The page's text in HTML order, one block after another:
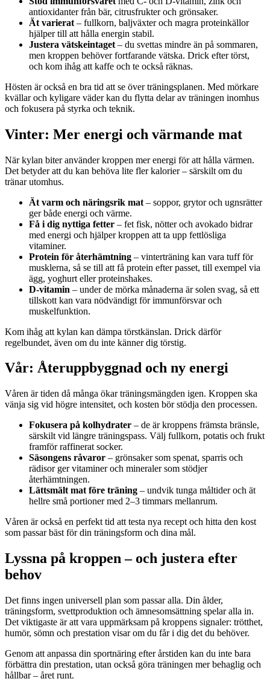
antioxidanter från bär, citrusfrukter och grönsaker.
Ät varierat – fullkorn, baljväxter och magra proteinkällor
hjälper till att hålla energin stabil.
Justera vätskeintaget – du svettas mindre än på sommaren,
men kroppen behöver fortfarande vätska. Drick efter törst,
och kom ihåg att kaffe och te också räknas.
Hösten är också en bra tid att se över träningsplanen. Med mörkare
kvällar och kyligare väder kan du flytta delar av träningen inomhus
och fokusera på styrka och teknik.
Vinter: Mer energi och värmande mat
När kylan biter använder kroppen mer energi för att hålla värmen.
Det betyder att du kan behöva lite fler kalorier – särskilt om du
tränar utomhus.
Ät varm och näringsrik mat – soppor, grytor och ugnsrätter
ger både energi och värme.
Få i dig nyttiga fetter – fet fisk, nötter och avokado bidrar
med energi och hjälper kroppen att ta upp fettlösliga
vitaminer.
Protein för återhämtning – vinterträning kan vara tuff för
musklerna, så se till att få protein efter passet, till exempel via
ägg, yoghurt eller proteinshakes.
D-vitamin – under de mörka månaderna är solen svag, så ett
tillskott kan vara nödvändigt för immunförsvar och
muskelfunktion.
Kom ihåg att kylan kan dämpa törstkänslan. Drick därför
regelbundet, även om du inte känner dig törstig.
Vår: Återuppbyggnad och ny energi
Våren är tiden då många ökar träningsmängden igen. Kroppen ska
vänja sig vid högre intensitet, och kosten bör stödja den processen.
Fokusera på kolhydrater – de är kroppens främsta bränsle,
särskilt vid längre träningspass. Välj fullkorn, potatis och frukt
framför raffinerat socker.
Säsongens råvaror – grönsaker som spenat, sparris och
rädisor ger vitaminer och mineraler som stödjer
återhämtningen.
Lättsmält mat före träning – undvik tunga måltider och ät
hellre små portioner med 2–3 timmars mellanrum.
Våren är också en perfekt tid att testa nya recept och hitta den kost
som passar bäst för din träningsform och dina mål.
Lyssna på kroppen – och justera efter
behov
Det finns ingen universell plan som passar alla. Din ålder,
träningsform, svettproduktion och ämnesomsättning spelar alla in.
Det viktigaste är att vara uppmärksam på kroppens signaler: trötthet,
humör, sömn och prestation visar om du får i dig det du behöver.
Genom att anpassa din sportnäring efter årstiden kan du inte bara
förbättra din prestation, utan också göra träningen mer behaglig och
hållbar – året runt.